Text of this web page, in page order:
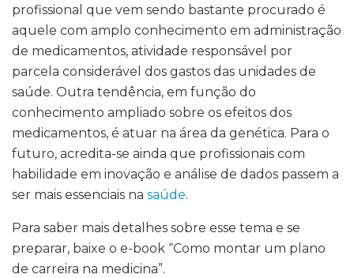
profissional que vem sendo bastante procurado é
aquele com amplo conhecimento em administração
de medicamentos, atividade responsável por
parcela considerável dos gastos das unidades de
saúde. Outra tendência, em função do
conhecimento ampliado sobre os efeitos dos
medicamentos, é atuar na área da genética. Para o
futuro, acredita-se ainda que profissionais com
habilidade em inovação e análise de dados passem a
ser mais essenciais na saúde.
Para saber mais detalhes sobre esse tema e se
preparar, baixe o e-book “Como montar um plano
de carreira na medicina”.